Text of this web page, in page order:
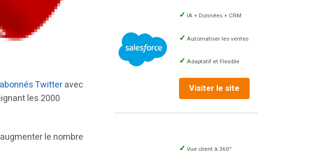
Twitteravec
les 2000
le nombre
IA + Données + CRM
Automatiser les ventes
Adaptatif et Flexible
Visiter le site
Vue client à 360°